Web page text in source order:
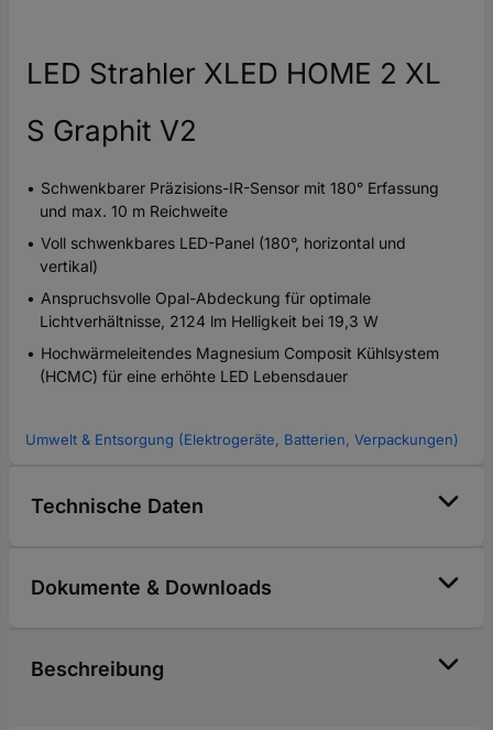
LED Strahler XLED HOME 2 XL
S Graphit V2
Schwenkbarer Präzisions-IR-Sensor mit 180° Erfassung
und max. 10 m Reichweite
Voll schwenkbares LED-Panel (180°, horizontal und
vertikal)
Anspruchsvolle Opal-Abdeckung für optimale
Lichtverhältnisse, 2124 lm Helligkeit bei 19,3 W
Hochwärmeleitendes Magnesium Composit Kühlsystem
(HCMC) für eine erhöhte LED Lebensdauer
Umwelt & Entsorgung (Elektrogeräte, Batterien, Verpackungen)
Technische Daten
Dokumente & Downloads
Beschreibung